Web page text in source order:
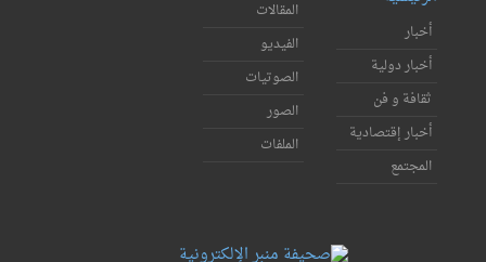
أخبار
أخبار دولية
ثقافة و فن
أخبار إقتصادية
المجتمع
المقالات
الفيديو
الصوتيات
الصور
الملفات